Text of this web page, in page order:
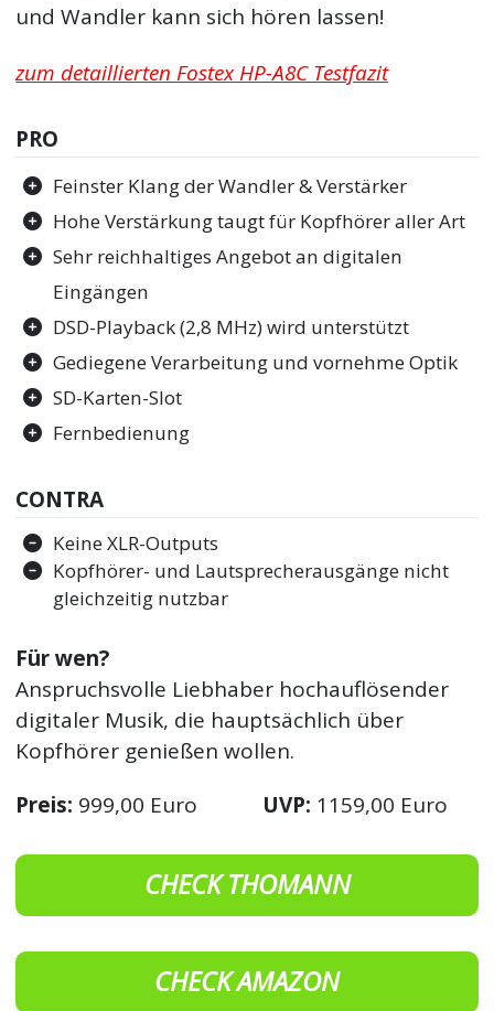
und Wandler kann sich hören lassen!
zum detaillierten Fostex HP-A8C Testfazit
PRO
Feinster Klang der Wandler & Verstärker
Hohe Verstärkung taugt für Kopfhörer aller Art
Sehr reichhaltiges Angebot an digitalen
Eingängen
DSD-Playback (2,8 MHz) wird unterstützt
Gediegene Verarbeitung und vornehme Optik
SD-Karten-Slot
Fernbedienung
CONTRA
Keine XLR-Outputs
Kopfhörer- und Lautsprecherausgänge nicht
gleichzeitig nutzbar
Für wen?
Anspruchsvolle Liebhaber hochauflösender
digitaler Musik, die hauptsächlich über
Kopfhörer genießen wollen.
Preis: 999,00 Euro UVP: 1159,00 Euro
CHECK THOMANN
CHECK AMAZON